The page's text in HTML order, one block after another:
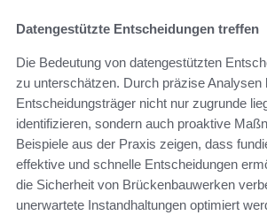
Datengestützte Entscheidungen treffen
Die Bedeutung von datengestützten
zu unterschätzen. Durch präzise Analysen
Entscheidungsträger nicht nur zugrunde
identifizieren, sondern auch proaktive
Beispiele aus der Praxis zeigen, dass
effektive und schnelle Entscheidungen
die Sicherheit von Brückenbauwerken
unerwartete Instandhaltungen optimiert